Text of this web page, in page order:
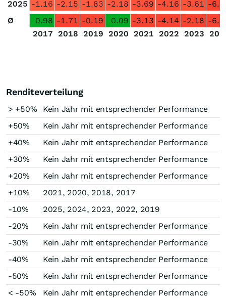
2025 -1.16 -2.15 -1.83 -2.18 -3.69 -4.16 -3.61 -
Ø
0.98 -1.71 -0.19 0.09 -3.13 -4.14 -2.18 -
2017 2018 2019 2020 2021 2022 2023
Renditeverteilung
> +50%
Kein Jahr mit entsprechender Performance
+50%
Kein Jahr mit entsprechender Performance
+40%
Kein Jahr mit entsprechender Performance
+30%
Kein Jahr mit entsprechender Performance
+20%
Kein Jahr mit entsprechender Performance
+10%
2021, 2020, 2018, 2017
-10%
2025, 2024, 2023, 2022, 2019
-20%
Kein Jahr mit entsprechender Performance
-30%
Kein Jahr mit entsprechender Performance
-40%
Kein Jahr mit entsprechender Performance
-50%
Kein Jahr mit entsprechender Performance
< -50%
Kein Jahr mit entsprechender Performance